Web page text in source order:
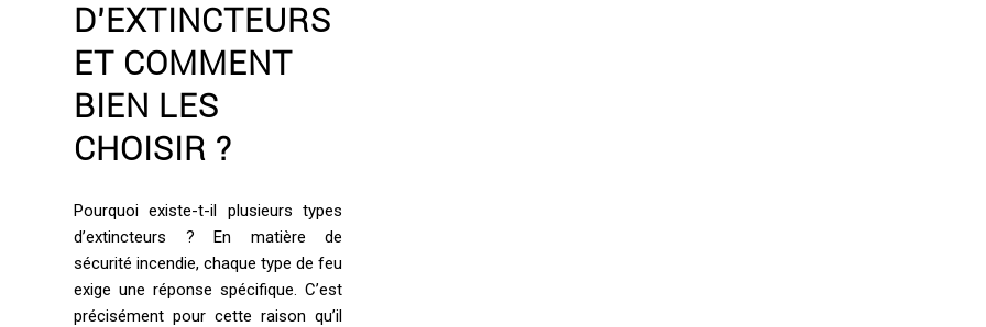
D’EXTINCTEURS
ET COMMENT
BIEN LES
CHOISIR ?
Pourquoi existe-t-il plusieurs types
d’extincteurs ? En matière de
sécurité incendie, chaque type de feu
exige une réponse spécifique. C’est
précisément pour cette raison qu’il